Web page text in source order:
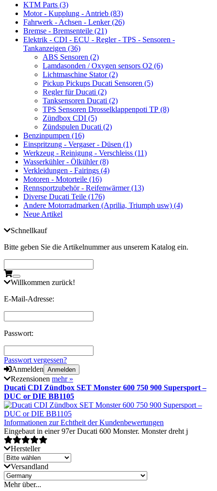
KTM Parts (3)
Motor - Kupplung - Antrieb (83)
Fahrwerk - Achsen - Lenker (26)
Bremse - Bremsenteile (21)
Elektrik - CDI - ECU - Regler - TPS - Sensoren -
Tankanzeigen (36)
ABS Sensoren (2)
Lamdasonden / Oxygen sensors O2 (6)
Lichtmaschine Stator (2)
Pickup Pickups Ducati Sensoren (5)
Regler für Ducati (2)
Tanksensoren Ducati (2)
TPS Sensoren Drosselklappenpoti TP (8)
Zündbox CDI (5)
Zündspulen Ducati (2)
Benzinpumpen (16)
Einspritzung - Vergaser - Düsen (1)
Werkzeug - Reinigung - Verschleiss (11)
Wasserkühler - Ölkühler (8)
Verkleidungen - Fairings (4)
Motoren - Motorteile (16)
Rennsportzubehör - Reifenwärmer (13)
Diverse Ducati Teile (176)
Andere Motorradmarken (Aprilia, Triumph usw) (4)
Neue Artikel
Schnellkauf
Bitte geben Sie die Artikelnummer aus unserem Katalog ein.
Willkommen zurück!
E-Mail-Adresse:
Passwort:
Passwort vergessen?
Anmelden Anmelden
Rezensionen mehr »
Ducati CDI Zündbox SET Monster 600 750 900 Supersport –
DUC or DIE BB1105
Informationen zur Echtheit der Kundenbewertungen
Eingebaut in einer 97er Ducati 600 Monster. Monster dreht j
Hersteller
Versandland
Mehr über...